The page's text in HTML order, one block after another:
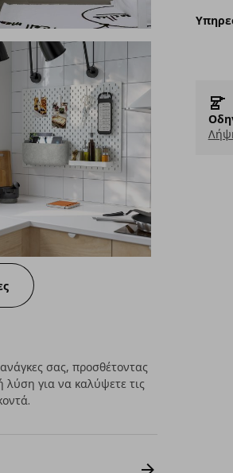
σας, προσθέτοντας
λύση για να καλύψετε τις